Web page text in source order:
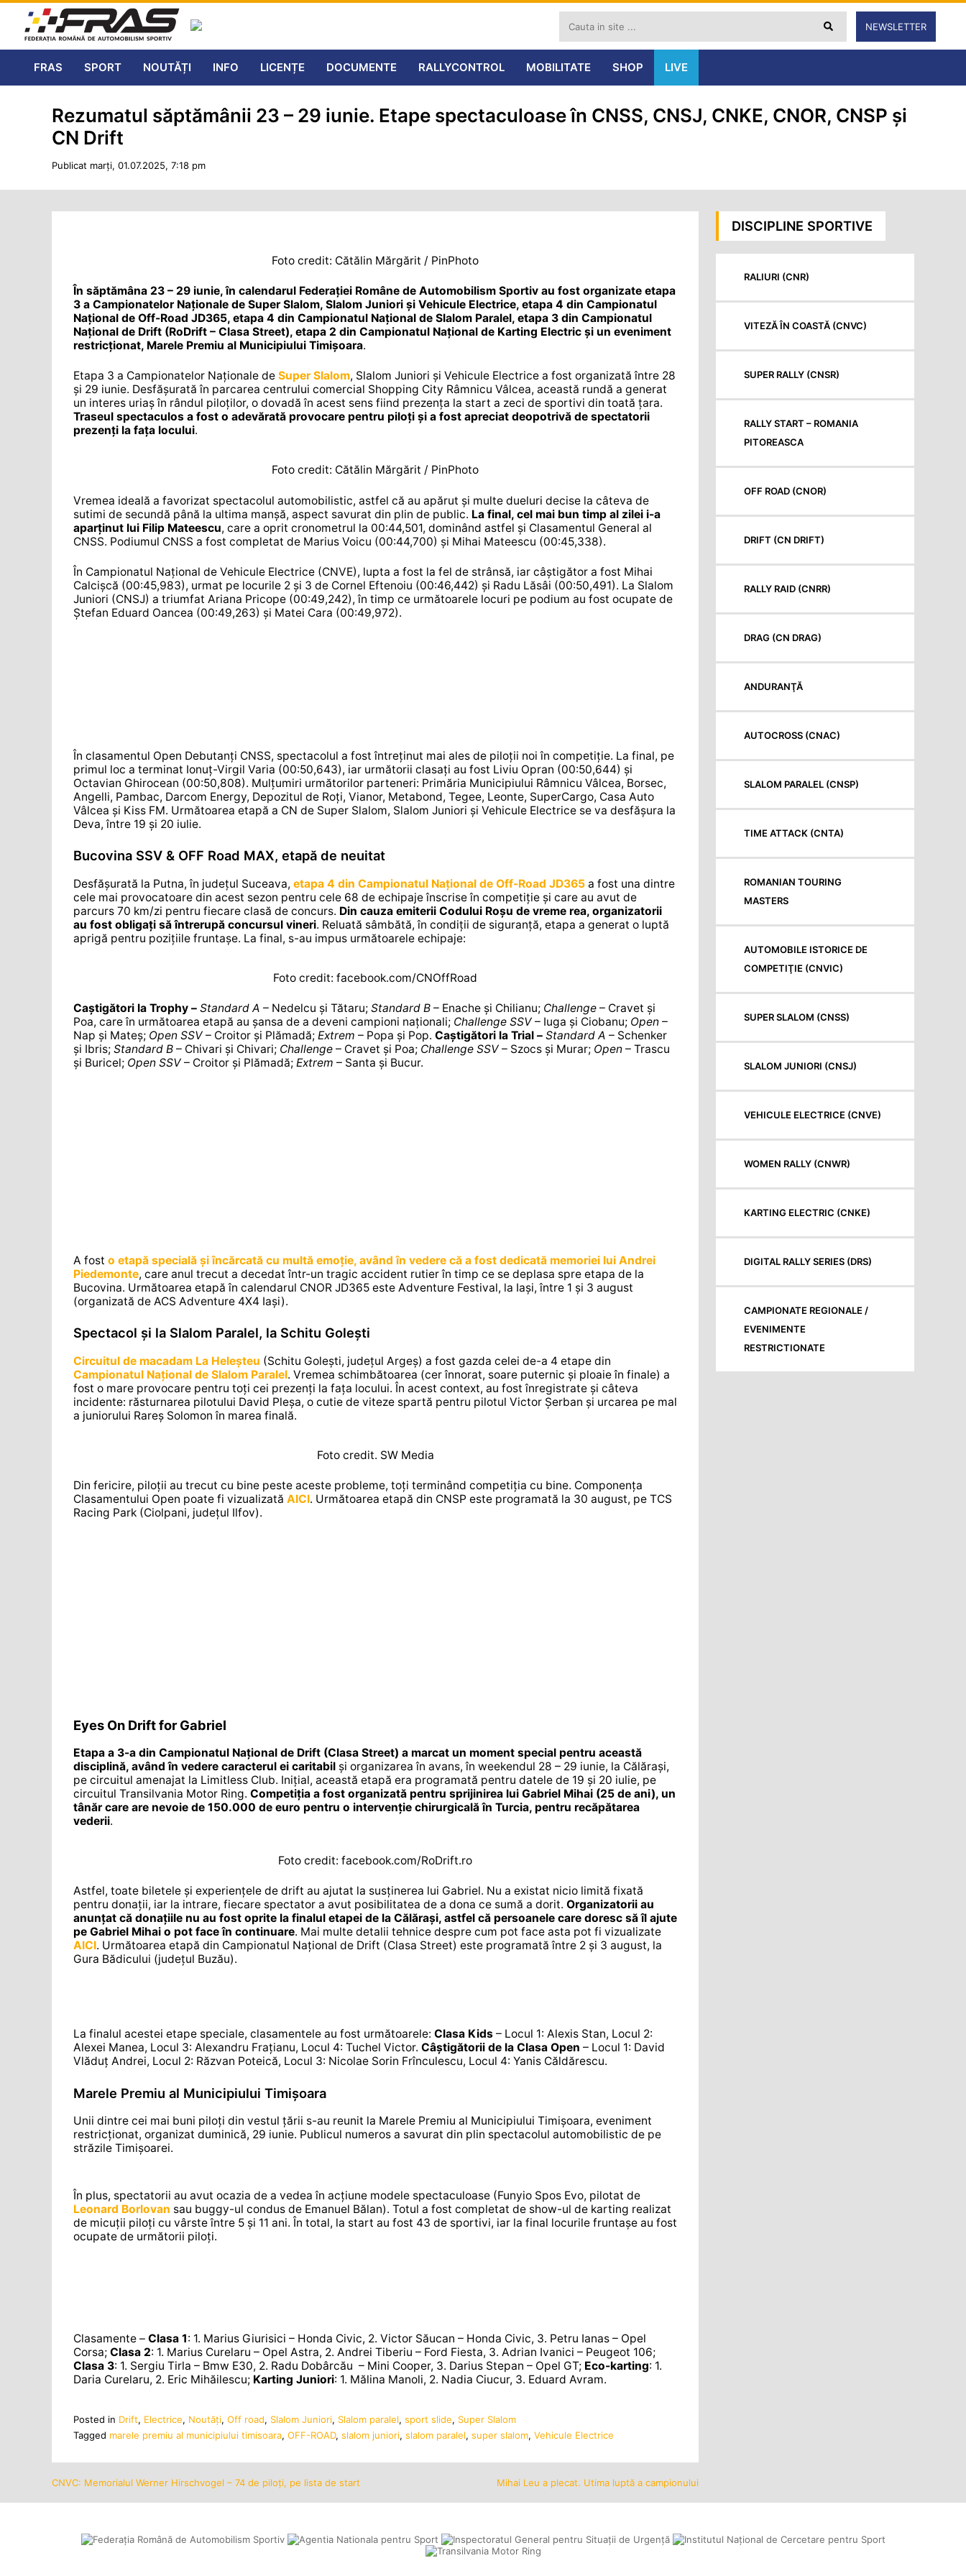
NEWSLETTER
FRAS SPORT NOUTĂȚI INFO LICENȚE DOCUMENTE RALLYCONTROL MOBILITATE SHOP LIVE
Rezumatul săptămânii 23 – 29 iunie. Etape spectaculoase în CNSS, CNSJ, CNKE, CNOR, CNSP și
CN Drift
Publicat marți, 01.07.2025, 7:18 pm
Foto credit: Cătălin Mărgărit / PinPhoto
În săptămâna 23 – 29 iunie, în calendarul Federației Române de Automobilism Sportiv au fost organizate etapa
3 a Campionatelor Naționale de Super Slalom, Slalom Juniori și Vehicule Electrice, etapa 4 din Campionatul
Național de Off-Road JD365, etapa 4 din Campionatul Național de Slalom Paralel, etapa 3 din Campionatul
Național de Drift (RoDrift – Clasa Street), etapa 2 din Campionatul Național de Karting Electric și un eveniment
restricționat, Marele Premiu al Municipiului Timișoara.
Etapa 3 a Campionatelor Naționale de Super Slalom, Slalom Juniori și Vehicule Electrice a fost organizată între 28
și 29 iunie. Desfășurată în parcarea centrului comercial Shopping City Râmnicu Vâlcea, această rundă a generat
un interes uriaș în rândul piloților, o dovadă în acest sens fiind prezența la start a zeci de sportivi din toată țara.
Traseul spectaculos a fost o adevărată provocare pentru piloți și a fost apreciat deopotrivă de spectatorii
prezenți la fața locului.
Foto credit: Cătălin Mărgărit / PinPhoto
Vremea ideală a favorizat spectacolul automobilistic, astfel că au apărut și multe dueluri decise la câteva de
sutimi de secundă până la ultima manșă, aspect savurat din plin de public. La final, cel mai bun timp al zilei i-a
aparținut lui Filip Mateescu, care a oprit cronometrul la 00:44,501, dominând astfel și Clasamentul General al
CNSS. Podiumul CNSS a fost completat de Marius Voicu (00:44,700) și Mihai Mateescu (00:45,338).
În Campionatul Național de Vehicule Electrice (CNVE), lupta a fost la fel de strânsă, iar câștigător a fost Mihai
Calcișcă (00:45,983), urmat pe locurile 2 și 3 de Cornel Eftenoiu (00:46,442) și Radu Lăsâi (00:50,491). La Slalom
Juniori (CNSJ) a triumfat Ariana Pricope (00:49,242), în timp ce următoarele locuri pe podium au fost ocupate de
Ștefan Eduard Oancea (00:49,263) și Matei Cara (00:49,972).
În clasamentul Open Debutanți CNSS, spectacolul a fost întreținut mai ales de piloții noi în competiție. La final, pe
primul loc a terminat Ionuț-Virgil Varia (00:50,643), iar următorii clasați au fost Liviu Opran (00:50,644) și
Octavian Ghirocean (00:50,808). Mulțumiri următorilor parteneri: Primăria Municipiului Râmnicu Vâlcea, Borsec,
Angelli, Pambac, Darcom Energy, Depozitul de Roți, Vianor, Metabond, Tegee, Leonte, SuperCargo, Casa Auto
Vâlcea și Kiss FM. Următoarea etapă a CN de Super Slalom, Slalom Juniori și Vehicule Electrice se va desfășura la
Deva, între 19 și 20 iulie.
Bucovina SSV & OFF Road MAX, etapă de neuitat
Desfășurată la Putna, în județul Suceava, etapa 4 din Campionatul Național de Off-Road JD365 a fost una dintre
cele mai provocatoare din acest sezon pentru cele 68 de echipaje înscrise în competiție și care au avut de
parcurs 70 km/zi pentru fiecare clasă de concurs. Din cauza emiterii Codului Roșu de vreme rea, organizatorii
au fost obligați să întrerupă concursul vineri. Reluată sâmbătă, în condiții de siguranță, etapa a generat o luptă
aprigă pentru pozițiile fruntașe. La final, s-au impus următoarele echipaje:
Foto credit: facebook.com/CNOffRoad
Caștigători la Trophy – Standard A – Nedelcu și Tătaru; Standard B – Enache și Chilianu; Challenge – Cravet și
Poa, care în următoarea etapă au șansa de a deveni campioni naționali; Challenge SSV – Iuga și Ciobanu; Open –
Nap și Mateș; Open SSV – Croitor și Plămadă; Extrem – Popa și Pop. Caștigători la Trial – Standard A – Schenker
și Ibris; Standard B – Chivari și Chivari; Challenge – Cravet și Poa; Challenge SSV – Szocs și Murar; Open – Trascu
și Buricel; Open SSV – Croitor și Plămadă; Extrem – Santa și Bucur.
A fost o etapă specială și încărcată cu multă emoție, având în vedere că a fost dedicată memoriei lui Andrei
Piedemonte, care anul trecut a decedat într-un tragic accident rutier în timp ce se deplasa spre etapa de la
Bucovina. Următoarea etapă în calendarul CNOR JD365 este Adventure Festival, la Iași, între 1 și 3 august
(organizată de ACS Adventure 4X4 Iași).
Spectacol și la Slalom Paralel, la Schitu Golești
Circuitul de macadam La Heleșteu (Schitu Golești, județul Argeș) a fost gazda celei de-a 4 etape din
Campionatul Național de Slalom Paralel. Vremea schimbătoarea (cer înnorat, soare puternic și ploaie în finale) a
fost o mare provocare pentru toți cei prezenți la fața locului. În acest context, au fost înregistrate și câteva
incidente: răsturnarea pilotului David Pleșa, o cutie de viteze spartă pentru pilotul Victor Șerban și urcarea pe mal
a juniorului Rareș Solomon în marea finală.
Foto credit. SW Media
Din fericire, piloții au trecut cu bine peste aceste probleme, toți terminând competiția cu bine. Componența
Clasamentului Open poate fi vizualizată AICI. Următoarea etapă din CNSP este programată la 30 august, pe TCS
Racing Park (Ciolpani, județul Ilfov).
Eyes On Drift for Gabriel
Etapa a 3-a din Campionatul Național de Drift (Clasa Street) a marcat un moment special pentru această
disciplină, având în vedere caracterul ei caritabil și organizarea în avans, în weekendul 28 – 29 iunie, la Călărași,
pe circuitul amenajat la Limitless Club. Inițial, această etapă era programată pentru datele de 19 și 20 iulie, pe
circuitul Transilvania Motor Ring. Competiția a fost organizată pentru sprijinirea lui Gabriel Mihai (25 de ani), un
tânăr care are nevoie de 150.000 de euro pentru o intervenție chirurgicală în Turcia, pentru recăpătarea
vederii.
Foto credit: facebook.com/RoDrift.ro
Astfel, toate biletele și experiențele de drift au ajutat la susținerea lui Gabriel. Nu a existat nicio limită fixată
pentru donații, iar la intrare, fiecare spectator a avut posibilitatea de a dona ce sumă a dorit. Organizatorii au
anunțat că donațiile nu au fost oprite la finalul etapei de la Călărași, astfel că persoanele care doresc să îl ajute
pe Gabriel Mihai o pot face în continuare. Mai multe detalii tehnice despre cum pot face asta pot fi vizualizate
AICI. Următoarea etapă din Campionatul Național de Drift (Clasa Street) este programată între 2 și 3 august, la
Gura Bădicului (județul Buzău).
La finalul acestei etape speciale, clasamentele au fost următoarele: Clasa Kids – Locul 1: Alexis Stan, Locul 2:
Alexei Manea, Locul 3: Alexandru Frațianu, Locul 4: Tuchel Victor. Câștigătorii de la Clasa Open – Locul 1: David
Vlăduț Andrei, Locul 2: Răzvan Poteică, Locul 3: Nicolae Sorin Frînculescu, Locul 4: Yanis Căldărescu.
Marele Premiu al Municipiului Timișoara
Unii dintre cei mai buni piloți din vestul țării s-au reunit la Marele Premiu al Municipiului Timișoara, eveniment
restricționat, organizat duminică, 29 iunie. Publicul numeros a savurat din plin spectacolul automobilistic de pe
străzile Timișoarei.
În plus, spectatorii au avut ocazia de a vedea în acțiune modele spectaculoase (Funyio Spos Evo, pilotat de
Leonard Borlovan sau buggy-ul condus de Emanuel Bălan). Totul a fost completat de show-ul de karting realizat
de micuții piloți cu vârste între 5 și 11 ani. În total, la start au fost 43 de sportivi, iar la final locurile fruntașe au fost
ocupate de următorii piloți.
Clasamente – Clasa 1: 1. Marius Giurisici – Honda Civic, 2. Victor Săucan – Honda Civic, 3. Petru Ianas – Opel
Corsa; Clasa 2: 1. Marius Curelaru – Opel Astra, 2. Andrei Tiberiu – Ford Fiesta, 3. Adrian Ivanici – Peugeot 106;
Clasa 3: 1. Sergiu Tirla – Bmw E30, 2. Radu Dobârcău – Mini Cooper, 3. Darius Stepan – Opel GT; Eco-karting: 1.
Daria Curelaru, 2. Eric Mihăilescu; Karting Juniori: 1. Mălina Manoli, 2. Nadia Ciucur, 3. Eduard Avram.
Posted in Drift, Electrice, Noutăţi, Off road, Slalom Juniori, Slalom paralel, sport slide, Super Slalom
Tagged marele premiu al municipiului timisoara, OFF-ROAD, slalom juniori, slalom paralel, super slalom, Vehicule Electrice
Navigare
în
CNVC: Memorialul Werner Hirschvogel – 74 de piloți, pe lista de start Mihai Leu a plecat. Utima luptă a campionului
DISCIPLINE SPORTIVE
RALIURI (CNR)
VITEZĂ ÎN COASTĂ (CNVC)
SUPER RALLY (CNSR)
RALLY START – ROMANIA
PITOREASCA
OFF ROAD (CNOR)
DRIFT (CN DRIFT)
RALLY RAID (CNRR)
DRAG (CN DRAG)
ANDURANŢĂ
AUTOCROSS (CNAC)
SLALOM PARALEL (CNSP)
TIME ATTACK (CNTA)
ROMANIAN TOURING
MASTERS
AUTOMOBILE ISTORICE DE
COMPETIŢIE (CNVIC)
SUPER SLALOM (CNSS)
SLALOM JUNIORI (CNSJ)
VEHICULE ELECTRICE (CNVE)
WOMEN RALLY (CNWR)
KARTING ELECTRIC (CNKE)
DIGITAL RALLY SERIES (DRS)
CAMPIONATE REGIONALE /
EVENIMENTE
RESTRICTIONATE